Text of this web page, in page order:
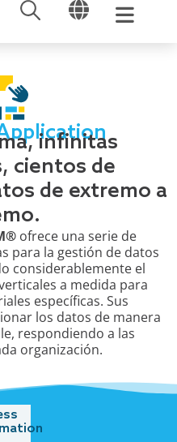
ABRIR ABRIR
infinitas
cientos de
de extremo a
ofrece una serie de
para la gestión de datos
considerablemente el
a medida para
específicas. Sus
los datos de manera
respondiendo a las
organización.